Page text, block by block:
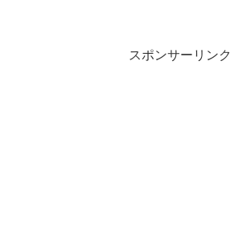
スポンサーリンク